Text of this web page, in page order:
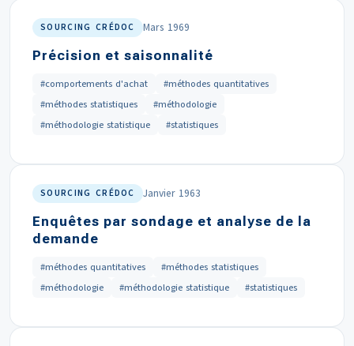
SOURCING CRÉDOC Mars 1969
Précision et saisonnalité
#comportements d'achat
#méthodes quantitatives
#méthodes statistiques
#méthodologie
#méthodologie statistique
#statistiques
SOURCING CRÉDOC Janvier 1963
Enquêtes par sondage et analyse de la
demande
#méthodes quantitatives
#méthodes statistiques
#méthodologie
#méthodologie statistique #statistiques